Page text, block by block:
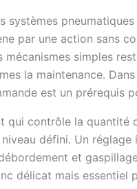
systèmes
par une action sans
mécanismes simples
la maintenance.
est un prérequis
qui contrôle la quantité
niveau défini. Un
et
délicat mais